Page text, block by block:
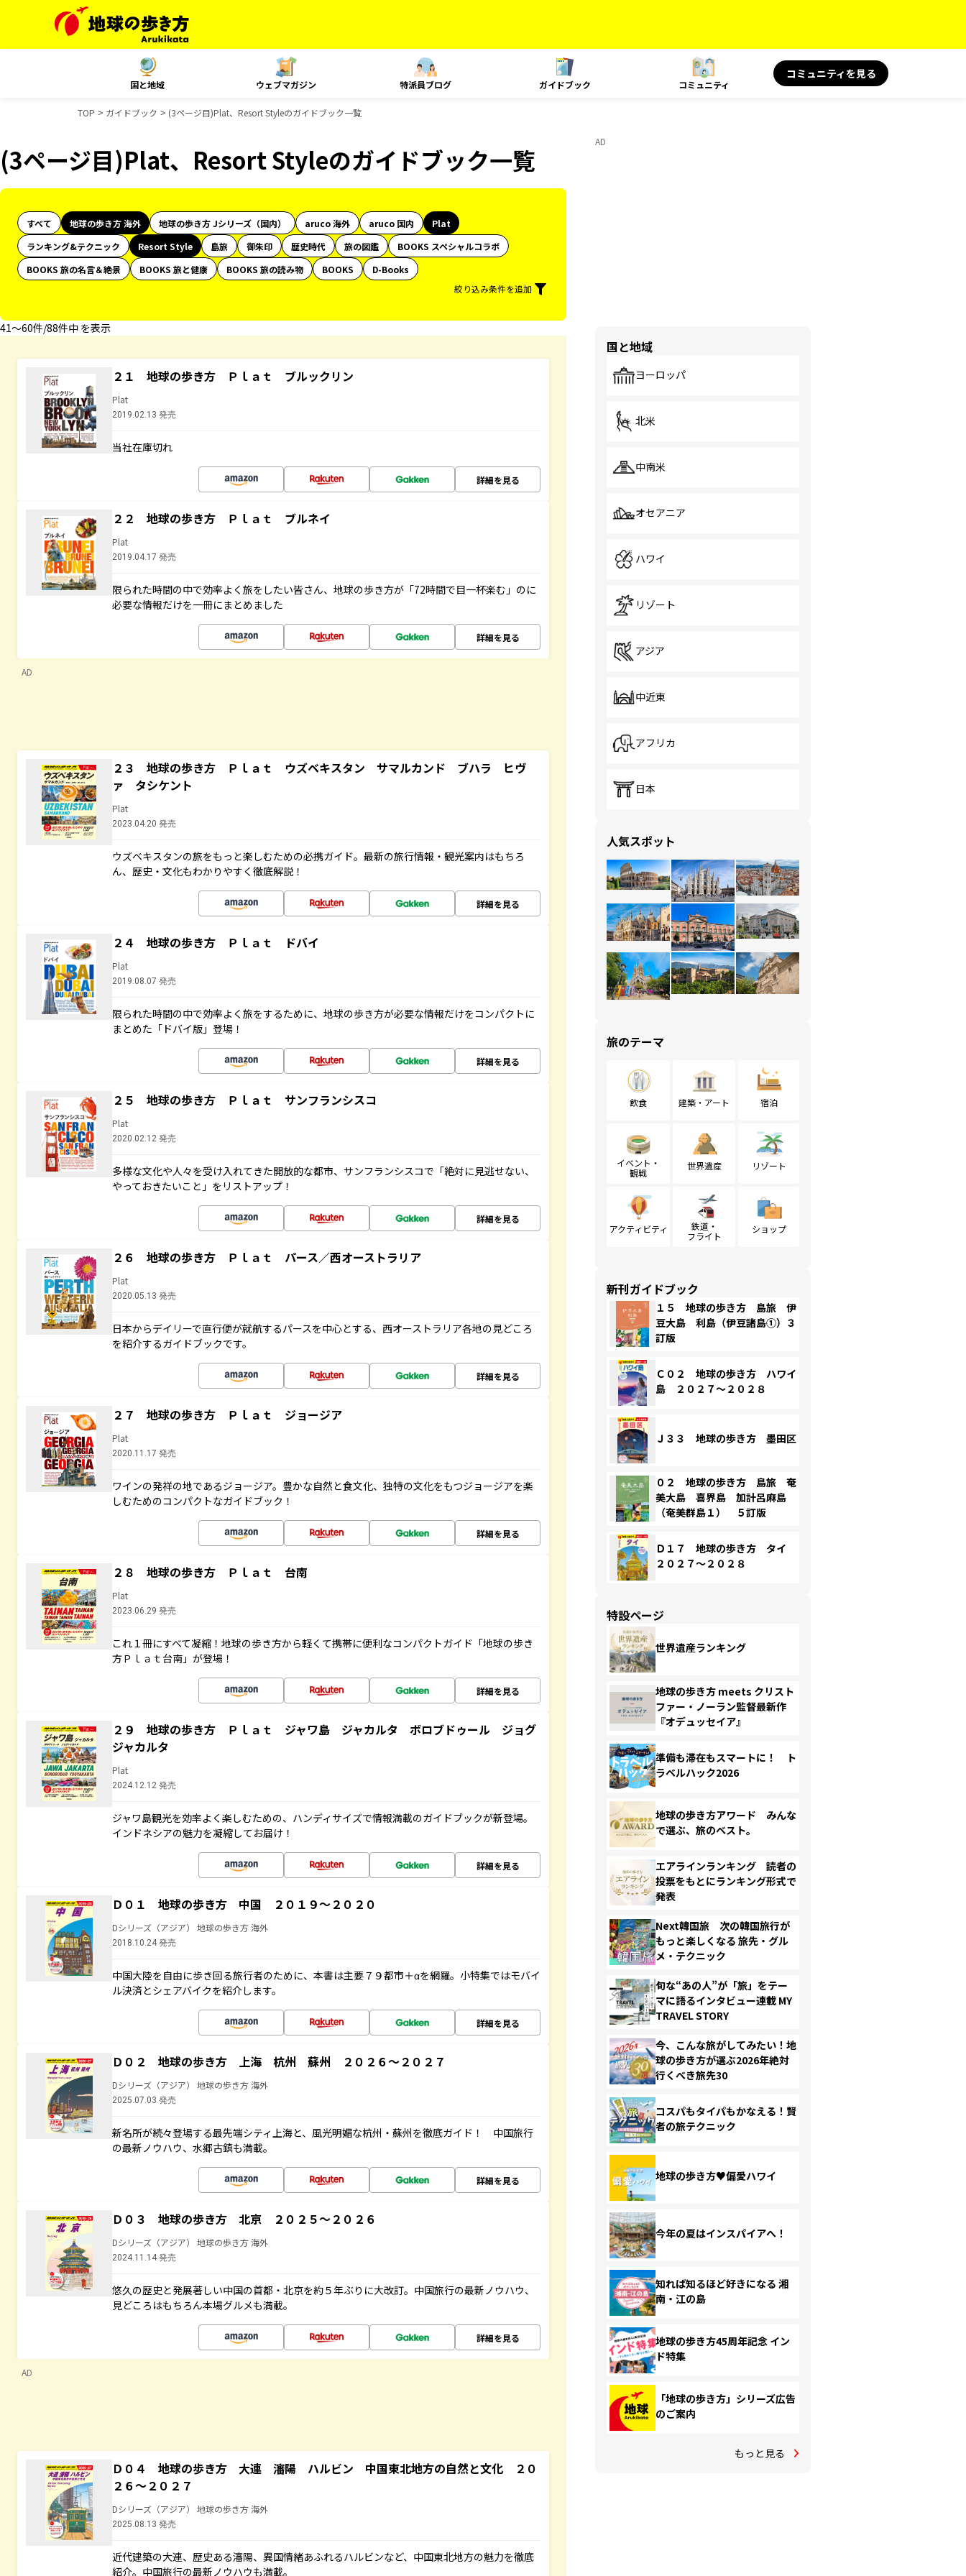
国と地域 ウェブマガジン 特派員ブログ ガイドブック コミュニティ
コミュニティを見る
TOP ガイドブック (3ページ目)Plat、Resort Styleのガイドブック一覧
(3ページ目)Plat、Resort Styleのガイドブック一覧
すべて 地球の歩き方 海外 地球の歩き方 Jシリーズ（国内） aruco 海外 aruco 国内
Plat
ランキング&テクニック
Resort Style 島旅 御朱印 歴史時代 旅の図鑑
BOOKS スペシャルコラボ
BOOKS 旅の名言＆絶景
BOOKS 旅と健康 BOOKS 旅の読み物 BOOKS
D-Books
絞り込み条件を追加
41〜60件/88件中 を表示
２１ 地球の歩き方 Ｐｌａｔ ブルックリン
Plat
2019.02.13 発売
当社在庫切れ
詳細を見る
２２ 地球の歩き方 Ｐｌａｔ ブルネイ
Plat
2019.04.17 発売
限られた時間の中で効率よく旅をしたい皆さん、地球の歩き方が「72時間で目一杯楽む」のに
必要な情報だけを一冊にまとめました
詳細を見る
AD
２３ 地球の歩き方 Ｐｌａｔ ウズベキスタン サマルカンド ブハラ ヒヴ
ァ タシケント
Plat
2023.04.20 発売
ウズベキスタンの旅をもっと楽しむための必携ガイド。最新の旅行情報・観光案内はもちろ
ん、歴史・文化もわかりやすく徹底解説！
詳細を見る
２４ 地球の歩き方 Ｐｌａｔ ドバイ
Plat
2019.08.07 発売
限られた時間の中で効率よく旅をするために、地球の歩き方が必要な情報だけをコンパクトに
まとめた「ドバイ版」登場！
詳細を見る
２５ 地球の歩き方 Ｐｌａｔ サンフランシスコ
Plat
2020.02.12 発売
多様な文化や人々を受け入れてきた開放的な都市、サンフランシスコで「絶対に見逃せない、
やっておきたいこと」をリストアップ！
詳細を見る
２６ 地球の歩き方 Ｐｌａｔ パース／西オーストラリア
Plat
2020.05.13 発売
日本からデイリーで直行便が就航するパースを中心とする、西オーストラリア各地の見どころ
を紹介するガイドブックです。
詳細を見る
２７ 地球の歩き方 Ｐｌａｔ ジョージア
Plat
2020.11.17 発売
ワインの発祥の地であるジョージア。豊かな自然と食文化、独特の文化をもつジョージアを楽
しむためのコンパクトなガイドブック！
詳細を見る
２８ 地球の歩き方 Ｐｌａｔ 台南
Plat
2023.06.29 発売
これ１冊にすべて凝縮！地球の歩き方から軽くて携帯に便利なコンパクトガイド「地球の歩き
方Ｐｌａｔ台南」が登場！
詳細を見る
２９ 地球の歩き方 Ｐｌａｔ ジャワ島 ジャカルタ ボロブドゥール ジョグ
ジャカルタ
Plat
2024.12.12 発売
ジャワ島観光を効率よく楽しむための、ハンディサイズで情報満載のガイドブックが新登場。
インドネシアの魅力を凝縮してお届け！
詳細を見る
Ｄ０１ 地球の歩き方 中国 ２０１９～２０２０
Dシリーズ（アジア） 地球の歩き方 海外
2018.10.24 発売
中国大陸を自由に歩き回る旅行者のために、本書は主要７９都市＋αを網羅。小特集ではモバイ
ル決済とシェアバイクを紹介します。
詳細を見る
Ｄ０２ 地球の歩き方 上海 杭州 蘇州 ２０２６～２０２７
Dシリーズ（アジア） 地球の歩き方 海外
2025.07.03 発売
新名所が続々登場する最先端シティ上海と、風光明媚な杭州・蘇州を徹底ガイド！ 中国旅行
の最新ノウハウ、水郷古鎮も満載。
詳細を見る
Ｄ０３ 地球の歩き方 北京 ２０２５～２０２６
Dシリーズ（アジア） 地球の歩き方 海外
2024.11.14 発売
悠久の歴史と発展著しい中国の首都・北京を約５年ぶりに大改訂。中国旅行の最新ノウハウ、
見どころはもちろん本場グルメも満載。
詳細を見る
AD
Ｄ０４ 地球の歩き方 大連 瀋陽 ハルビン 中国東北地方の自然と文化 ２０
２６～２０２７
Dシリーズ（アジア） 地球の歩き方 海外
2025.08.13 発売
近代建築の大連、歴史ある瀋陽、異国情緒あふれるハルビンなど、中国東北地方の魅力を徹底
紹介。中国旅行の最新ノウハウも満載。
AD
国と地域
ヨーロッパ
北米
中南米
オセアニア
ハワイ
リゾート
アジア
中近東
アフリカ
日本
人気スポット
旅のテーマ
飲食 建築・アート 宿泊
イベント・
観戦
世界遺産 リゾート
アクティビティ
鉄道・
フライト
ショップ
新刊ガイドブック
１５ 地球の歩き方 島旅 伊
豆大島 利島（伊豆諸島①）３
訂版
Ｃ０２ 地球の歩き方 ハワイ
島 ２０２７～２０２８
Ｊ３３ 地球の歩き方 墨田区
０２ 地球の歩き方 島旅 奄
美大島 喜界島 加計呂麻島
（奄美群島１） ５訂版
Ｄ１７ 地球の歩き方 タイ
２０２７～２０２８
特設ページ
世界遺産ランキング
地球の歩き方 meets クリスト
ファー・ノーラン監督最新作
『オデュッセイア』
準備も滞在もスマートに！ ト
ラベルハック2026
地球の歩き方アワード みんな
で選ぶ、旅のベスト。
エアラインランキング 読者の
投票をもとにランキング形式で
発表
Next韓国旅 次の韓国旅行が
もっと楽しくなる 旅先・グル
メ・テクニック
旬な“あの人”が「旅」をテー
マに語るインタビュー連載 MY
TRAVEL STORY
今、こんな旅がしてみたい！地
球の歩き方が選ぶ2026年絶対
行くべき旅先30
コスパもタイパもかなえる！賢
者の旅テクニック
地球の歩き方♥偏愛ハワイ
今年の夏はインスパイアへ！
知れば知るほど好きになる 湘
南・江の島
地球の歩き方45周年記念 イン
ド特集
「地球の歩き方」シリーズ広告
のご案内
もっと見る